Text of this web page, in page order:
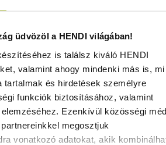
üdvözöl a HENDI világában!
is találsz kiváló HENDI
valamint ahogy mindenki más is,
tartalmak és hirdetések személyre
funkciók biztosításához, valamint
Ezenkívül közösségi
megosztjuk
vonatkozó adatokat, akik